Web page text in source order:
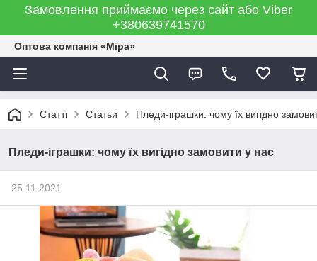
Замовлення приймаємо через сайт або Viber
+380639741570
Оптова компанія «Міра»
Статті Статьи Пледи-іграшки: чому їх вигідно
Пледи-іграшки: чому їх вигідно замовити у нас
25.11.2021